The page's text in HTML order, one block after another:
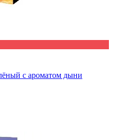
с ароматом дыни